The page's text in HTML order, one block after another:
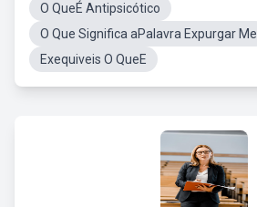
O QueÉ Antipsicótico
O Que Significa aPalavra Expurgar Me
Exequiveis O QueE